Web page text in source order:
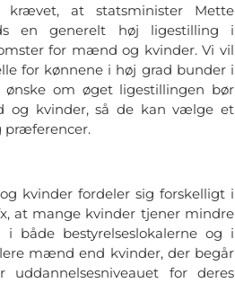
krævet, at statsminister Mette
en generelt høj ligestilling i
for mænd og kvinder. Vi vil
for kønnene i høj grad bunder i
om øget ligestillingen bør
og kvinder, så de kan vælge et
præferencer.
kvinder fordeler sig forskelligt i
at mange kvinder tjener mindre
bestyrelseslokalerne og i
mænd end kvinder, der begår
for deres